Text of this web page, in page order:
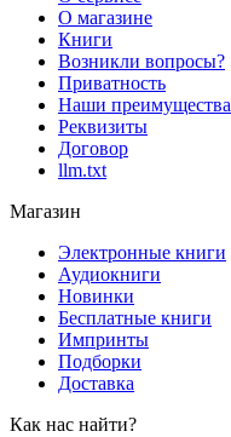
О магазине
Книги
Возникли вопросы?
Приватность
Наши преимущества
Реквизиты
Договор
llm.txt
Магазин
Электронные книги
Аудиокниги
Новинки
Бесплатные книги
Импринты
Подборки
Доставка
Как нас найти?